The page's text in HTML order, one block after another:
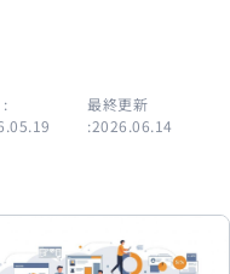
:
最終更新
:2026.06.14